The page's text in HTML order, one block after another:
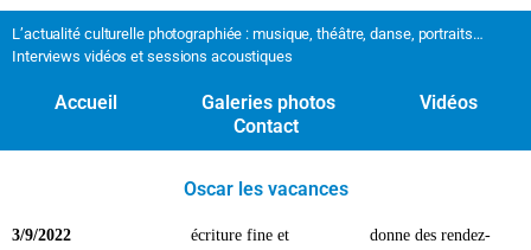
L’actualité culturelle photographiée : musique, théâtre, danse, portraits…
Interviews vidéos et sessions acoustiques
Accueil Galeries photos
Vidéos
Contact
Oscar les vacances
3/9/2022
écriture fine et
donne des rendez-